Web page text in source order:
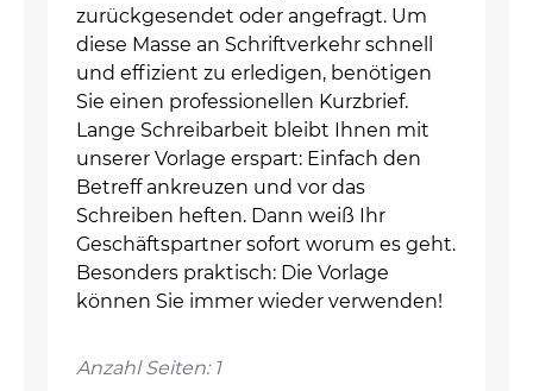
zurückgesendet oder angefragt. Um
diese Masse an Schriftverkehr schnell
und effizient zu erledigen, benötigen
Sie einen professionellen Kurzbrief.
Lange Schreibarbeit bleibt Ihnen mit
unserer Vorlage erspart: Einfach den
Betreff ankreuzen und vor das
Schreiben heften. Dann weiß Ihr
Geschäftspartner sofort worum es geht.
Besonders praktisch: Die Vorlage
können Sie immer wieder verwenden!
Anzahl Seiten: 1